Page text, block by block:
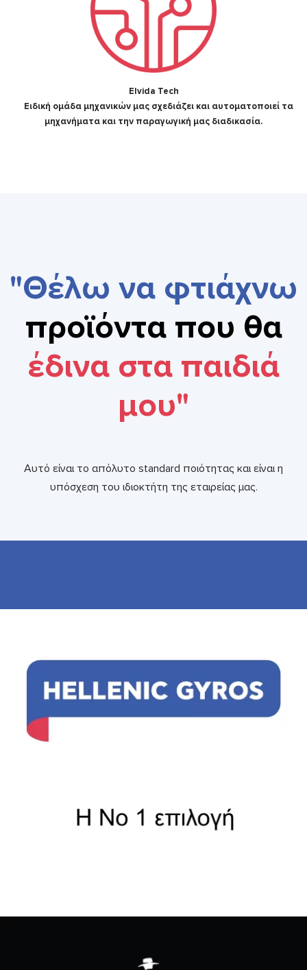
Elvida Tech
Ειδική ομάδα μηχανικών μας σχεδιάζει και αυτοματοποιεί τα
μηχανήματα και την παραγωγική μας διαδικασία.
"Θέλω να φτιάχνω
προϊόντα που θα
έδινα στα παιδιά
μου"
Αυτό είναι το απόλυτο standard ποιότητας και είναι η
υπόσχεση του ιδιοκτήτη της εταιρείας μας.